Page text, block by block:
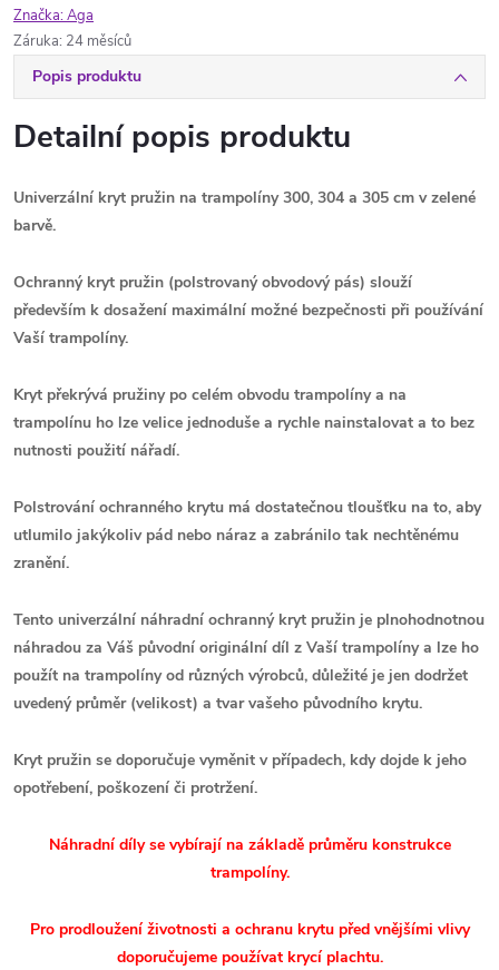
Značka:Aga
Záruka: 24 měsíců
Popis produktu
Detailní popis produktu
Univerzální kryt pružin na trampolíny 300, 304 a 305 cm v zelené
barvě.
Ochranný kryt pružin (polstrovaný obvodový pás) slouží
především k dosažení maximální možné bezpečnosti při používání
Vaší trampolíny.
Kryt překrývá pružiny po celém obvodu trampolíny a na
trampolínu ho lze velice jednoduše a rychle nainstalovat a to bez
nutnosti použití nářadí.
Polstrování ochranného krytu má dostatečnou tloušťku na to, aby
utlumilo jakýkoliv pád nebo náraz a zabránilo tak nechtěnému
zranění.
Tento univerzální náhradní ochranný kryt pružin je plnohodnotnou
náhradou za Váš původní originální díl z Vaší trampolíny a lze ho
použít na trampolíny od různých výrobců, důležité je jen dodržet
uvedený průměr (velikost) a tvar vašeho původního krytu.
Kryt pružin se doporučuje vyměnit v případech, kdy dojde k jeho
opotřebení, poškození či protržení.
Náhradní díly se vybírají na základě průměru konstrukce
trampolíny.
Pro prodloužení životnosti a ochranu krytu před vnějšími vlivy
doporučujeme používat krycí plachtu.